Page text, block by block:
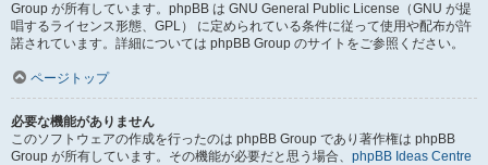
Group が所有しています。phpBB は GNU General Public License（GNU が提
唱するライセンス形態、GPL） に定められている条件に従って使用や配布が許
諾されています。詳細については phpBB Group のサイトをご参照ください。
ページトップ
必要な機能がありません
このソフトウェアの作成を行ったのは phpBB Group であり著作権は phpBB
Group が所有しています。その機能が必要だと思う場合、 phpBB Ideas Centre